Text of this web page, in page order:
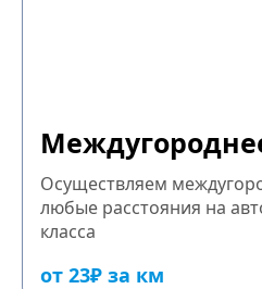
Осуществляем
любые расстояния на
класса
от 23₽ за км